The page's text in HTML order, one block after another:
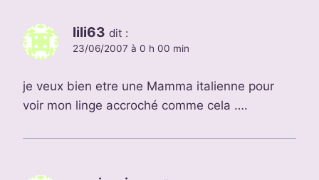
lili63 dit :
23/06/2007 à 0 h 00 min
je veux bien etre une Mamma italienne pour
voir mon linge accroché comme cela ….